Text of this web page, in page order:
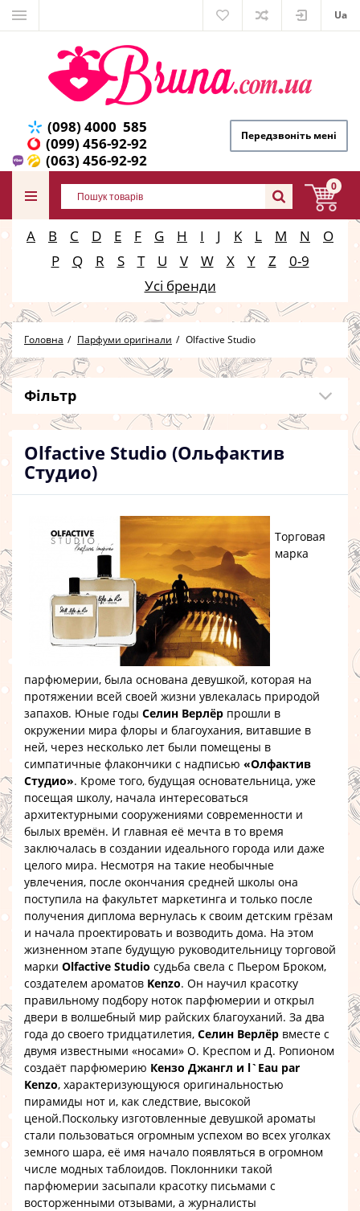
Ua
(098) 4000 585
(099) 456-92-92
(063) 456-92-92
Передзвоніть мені
0
A B C D E F G H I J K L M N
O
P
Q R S T U V W X Y Z
0-9
Усі бренди
Головна Парфуми оригінали Olfactive Studio
Фільтр
Olfactive Studio (Ольфактив
Студио)
Торговая
марка
парфюмерии, была основана девушкой, которая на
протяжении всей своей жизни увлекалась природой
запахов. Юные годы Селин Верлёр прошли в
окружении мира флоры и благоухания, витавшие в
ней, через несколько лет были помещены в
симпатичные флакончики с надписью «Олфактив
Студио». Кроме того, будущая основательница, уже
посещая школу, начала интересоваться
архитектурными сооружениями современности и
былых времён. И главная её мечта в то время
заключалась в создании идеального города или даже
целого мира. Несмотря на такие необычные
увлечения, после окончания средней школы она
поступила на факультет маркетинга и только после
получения диплома вернулась к своим детским грёзам
и начала проектировать и возводить дома. На этом
жизненном этапе будущую руководительницу торговой
марки Olfactive Studio судьба свела с Пьером Броком,
создателем ароматов Kenzo. Он научил красотку
правильному подбору ноток парфюмерии и открыл
двери в волшебный мир райских благоуханий. За два
года до своего тридцатилетия, Селин Верлёр вместе с
двумя известными «носами» О. Креспом и Д. Ропионом
создаёт парфюмерию Кензо Джангл и l`Eau par
Kenzo, характеризующуюся оригинальностью
пирамиды нот и, как следствие, высокой
ценой.Поскольку изготовленные девушкой ароматы
стали пользоваться огромным успехом во всех уголках
земного шара, её имя начало появляться в огромном
числе модных таблоидов. Поклонники такой
парфюмерии засыпали красотку письмами с
восторженными отзывами, а журналисты